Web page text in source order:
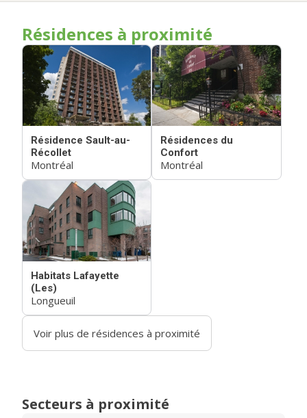
Résidences à proximité
Résidence Sault-au-
Récollet
Montréal
Résidences du
Confort
Montréal
Habitats Lafayette
(Les)
Longueuil
Voir plus de résidences à proximité
Secteurs à proximité